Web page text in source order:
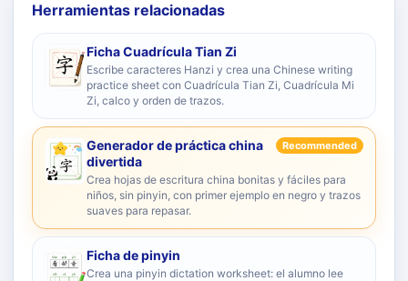
Herramientas relacionadas
Ficha Cuadrícula Tian Zi
Escribe caracteres Hanzi y crea una Chinese writing
practice sheet con Cuadrícula Tian Zi, Cuadrícula Mi
Zi, calco y orden de trazos.
Generador de práctica china
divertida
Recommended
Crea hojas de escritura china bonitas y fáciles para
niños, sin pinyin, con primer ejemplo en negro y trazos
suaves para repasar.
Ficha de pinyin
Crea una pinyin dictation worksheet: el alumno lee